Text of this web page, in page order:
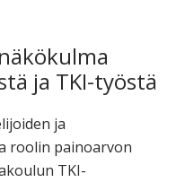
ja TKI-työstä
ja
roolin painoarvon
TKI-